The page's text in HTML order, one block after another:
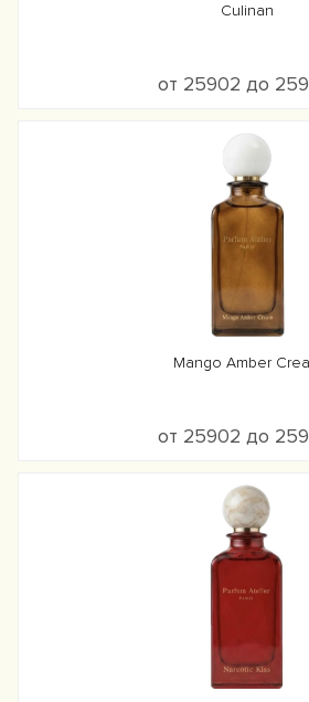
Culinan
от 25902 до
Mango Amber
от 25902 до